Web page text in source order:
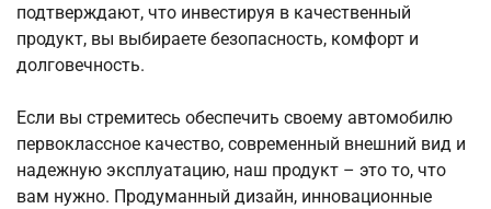
подтверждают, что инвестируя в качественный
продукт, вы выбираете безопасность, комфорт и
долговечность.
Если вы стремитесь обеспечить своему автомобилю
первоклассное качество, современный внешний вид и
надежную эксплуатацию, наш продукт – это то, что
вам нужно. Продуманный дизайн, инновационные